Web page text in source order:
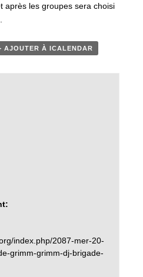
après les groupes sera choisi
AJOUTER À ICALENDAR
index.php/2087-mer-20-
grimm-grimm-dj-brigade-